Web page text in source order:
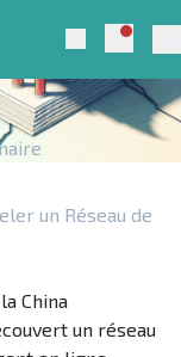
Search
un
du Jeu
un Réseau de
China
un réseau